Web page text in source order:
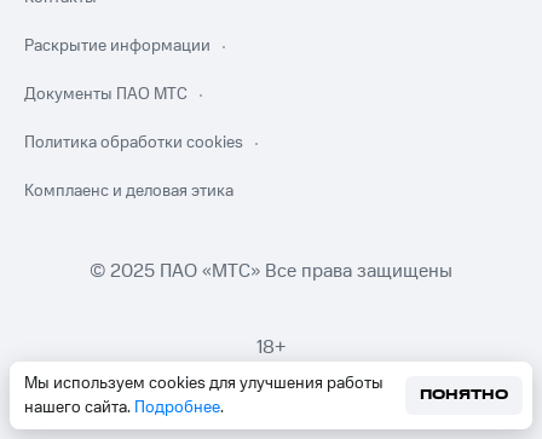
Мы используем cookies для улучшения работы
нашего сайта. Подробнее.
ПОНЯТНО
Раскрытие информации
Документы ПАО МТС
Политика обработки cookies
Комплаенс и деловая этика
© 2025 ПАО «МТС» Все права защищены
18+